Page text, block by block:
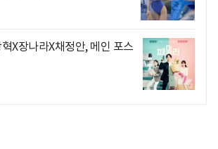
X장나라X채정안, 메인 포스